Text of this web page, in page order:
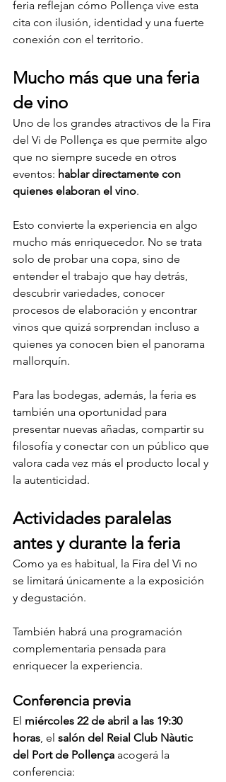
feria reflejan cómo Pollença vive esta
cita con ilusión, identidad y una fuerte
conexión con el territorio.
Mucho más que una feria
de vino
Uno de los grandes atractivos de la Fira
del Vi de Pollença es que permite algo
que no siempre sucede en otros
eventos: hablar directamente con
quienes elaboran el vino.
Esto convierte la experiencia en algo
mucho más enriquecedor. No se trata
solo de probar una copa, sino de
entender el trabajo que hay detrás,
descubrir variedades, conocer
procesos de elaboración y encontrar
vinos que quizá sorprendan incluso a
quienes ya conocen bien el panorama
mallorquín.
Para las bodegas, además, la feria es
también una oportunidad para
presentar nuevas añadas, compartir su
filosofía y conectar con un público que
valora cada vez más el producto local y
la autenticidad.
Actividades paralelas
antes y durante la feria
Como ya es habitual, la Fira del Vi no
se limitará únicamente a la exposición
y degustación.
También habrá una programación
complementaria pensada para
enriquecer la experiencia.
Conferencia previa
El miércoles 22 de abril a las 19:30
horas , el salón del Reial Club Nàutic
del Port de Pollença acogerá la
conferencia: